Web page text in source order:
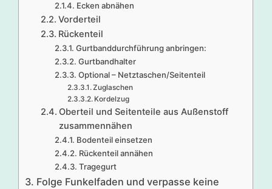
Ecken abnähen
Vorderteil
Rückenteil
Gurtbanddurchführung anbringen:
Gurtbandhalter
Optional – Netztaschen/Seitenteil
Zuglaschen
Kordelzug
Oberteil und Seitenteile aus Außenstoff
zusammennähen
Bodenteil einsetzen
Rückenteil annähen
Tragegurt
Folge Funkelfaden und verpasse keine